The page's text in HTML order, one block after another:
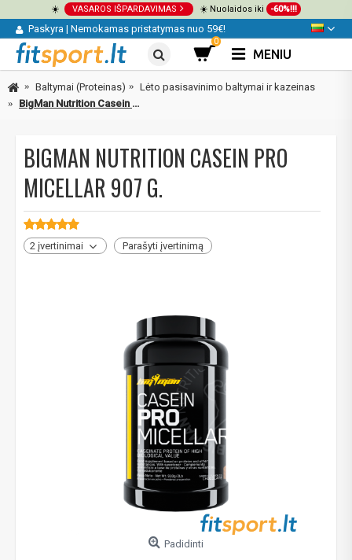
☀️ VASAROS IŠPARDAVIMAS ☀️ Nuolaidos iki -60%!!!
Paskyra | Nemokamas pristatymas nuo 59€!
0
MENIU
Baltymai (Proteinas)
Lėto pasisavinimo baltymai ir kazeinas
BigMan Nutrition Casein Pro Micellar 907 g.
BIGMAN NUTRITION CASEIN PRO
MICELLAR 907 G.
2 įvertinimai Parašyti įvertinimą
Padidinti